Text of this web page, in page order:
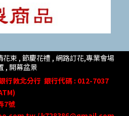
束 , 節慶花禮 , 網路訂花,專業會場
, 開幕盆景
行敦北分行 銀行代碼 : 012-7037
7號